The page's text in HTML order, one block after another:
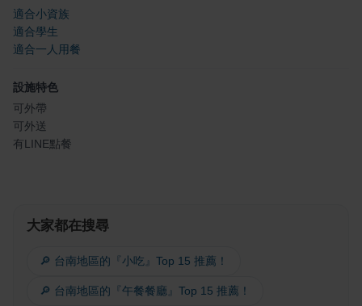
適合小資族
適合學生
適合一人用餐
設施特色
可外帶
可外送
有LINE點餐
大家都在搜尋
🔎 台南地區的『小吃』Top 15 推薦！
🔎 台南地區的『午餐餐廳』Top 15 推薦！